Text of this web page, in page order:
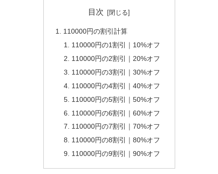
目次
110000円の割引計算
110000円の1割引｜10%オフ
110000円の2割引｜20%オフ
110000円の3割引｜30%オフ
110000円の4割引｜40%オフ
110000円の5割引｜50%オフ
110000円の6割引｜60%オフ
110000円の7割引｜70%オフ
110000円の8割引｜80%オフ
110000円の9割引｜90%オフ